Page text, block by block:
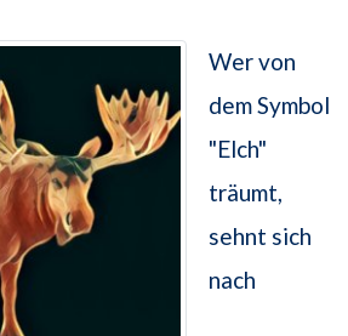
Wer von
dem Symbol
"Elch"
träumt,
sehnt sich
nach